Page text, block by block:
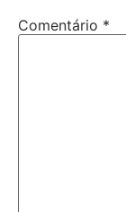
Comentário *